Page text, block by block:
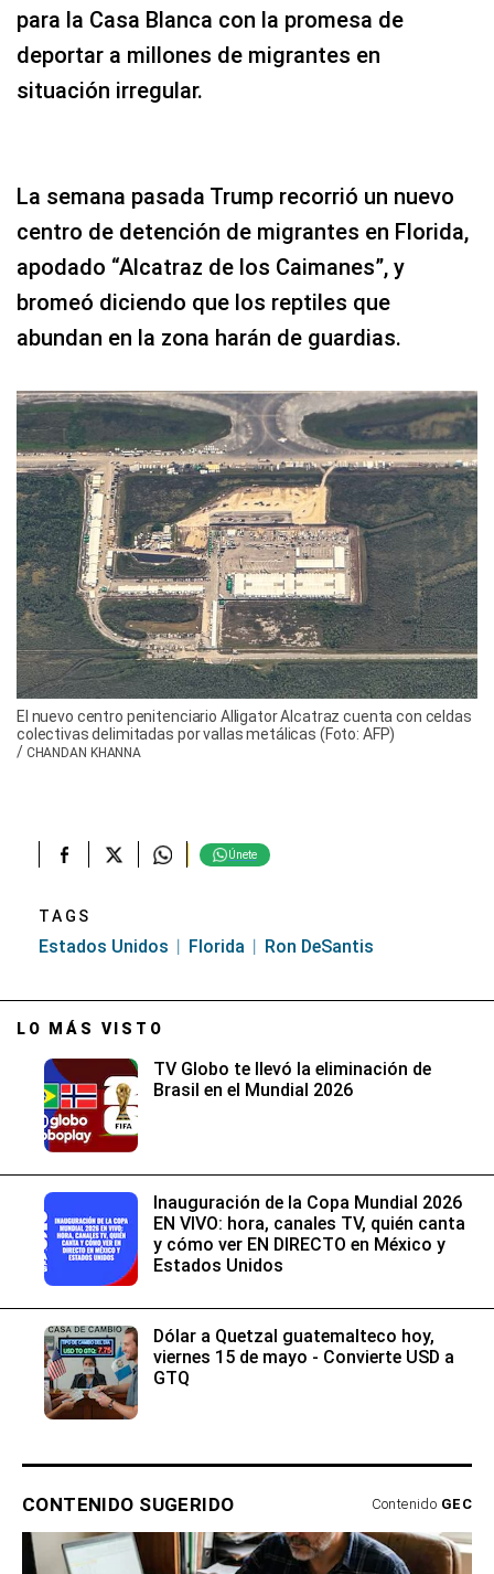
para la Casa Blanca con la promesa de
deportar a millones de migrantes en
situación irregular.
La semana pasada Trump recorrió un nuevo
centro de detención de migrantes en Florida,
apodado “Alcatraz de los Caimanes”, y
bromeó diciendo que los reptiles que
abundan en la zona harán de guardias.
El nuevo centro penitenciario Alligator Alcatraz cuenta con celdas
colectivas delimitadas por vallas metálicas (Foto: AFP)
/ CHANDAN KHANNA
Únete
TAGS
Estados Unidos Florida Ron DeSantis
LO MÁS VISTO
TV Globo te llevó la eliminación de
Brasil en el Mundial 2026
Inauguración de la Copa Mundial 2026
EN VIVO: hora, canales TV, quién canta
y cómo ver EN DIRECTO en México y
Estados Unidos
Dólar a Quetzal guatemalteco hoy,
viernes 15 de mayo - Convierte USD a
GTQ
CONTENIDO SUGERIDO Contenido GEC